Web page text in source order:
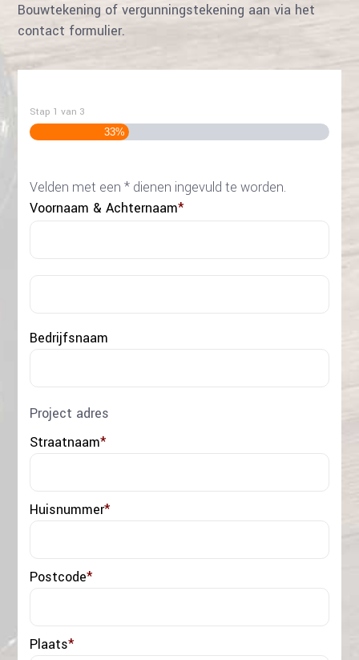
Bouwtekening of vergunningstekening aan via het
contact formulier.
Stap 1 van 3
33%
Velden met een * dienen ingevuld te worden.
Voornaam & Achternaam*
Bedrijfsnaam
Project adres
Straatnaam*
Huisnummer*
Postcode*
Plaats*